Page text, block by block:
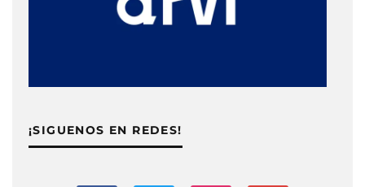
¡SIGUENOS EN REDES!